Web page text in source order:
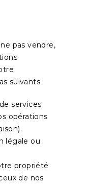
pas vendre,
suivants :
services
opérations
légale ou
propriété
de nos